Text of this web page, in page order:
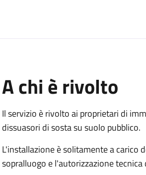
A chi è rivolto
Il servizio è rivolto ai proprietari di
dissuasori di sosta su suolo pubblico.
L'installazione è solitamente a carico
sopralluogo e l'autorizzazione tecnica